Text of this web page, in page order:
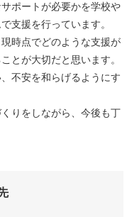
ポートが必要かを学校や
支援を行っています。
時点でどのような支援が
とが大切だと思います。
不安を和らげるようにす
りをしながら、今後も丁